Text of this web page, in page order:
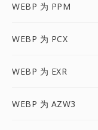
WEBP 为 PPM
WEBP 为 PCX
WEBP 为 EXR
WEBP 为 AZW3